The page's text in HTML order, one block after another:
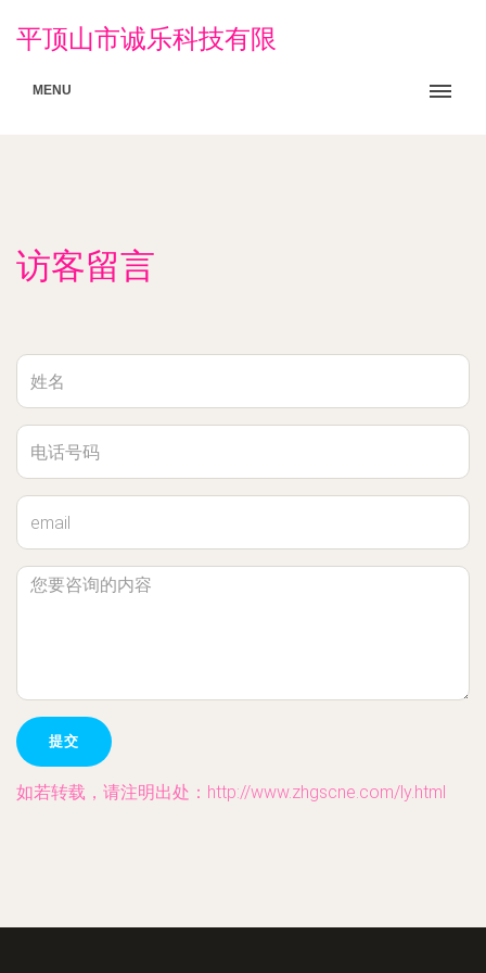
平顶山市诚乐科技有限
MENU
访客留言
如若转载，请注明出处：http://www.zhgscne.com/ly.html